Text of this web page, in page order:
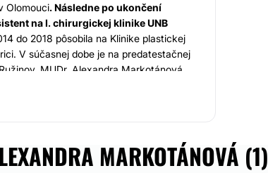
Olomouci. Následne po ukončení
na I. chirurgickej klinike UNB
do 2018 pôsobila na Klinike plastickej
V súčasnej dobe je na predatestačnej
MUDr. Alexandra Markotánová
plastická chirurgia od roku 2012.
ENVY.
MARKOTÁNOVÁ (1)